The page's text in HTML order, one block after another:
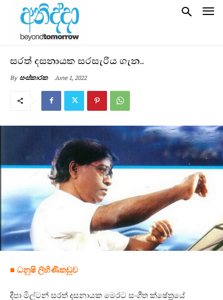
සරත් දසනායක සරසැරිය ගැන..
By සංස්කාරක June 1, 2022
■ ධනුෂි ලිහිණිකඩුව
දීපා මිල්ටන් සරත් දසනායක මෙරට සංගීත ක්ෂේත්‍රයේ